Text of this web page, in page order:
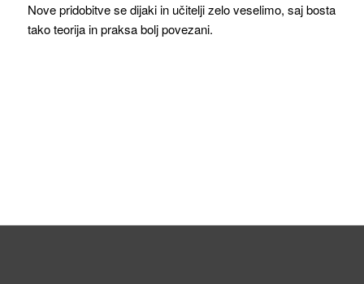
Nove pridobitve se dijaki in učitelji zelo veselimo, saj bosta
tako teorija in praksa bolj povezani.